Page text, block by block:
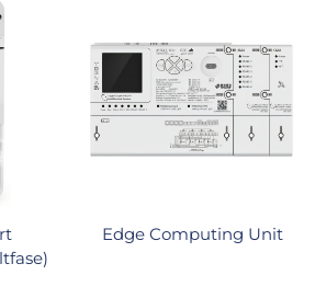
Edge Computing Unit